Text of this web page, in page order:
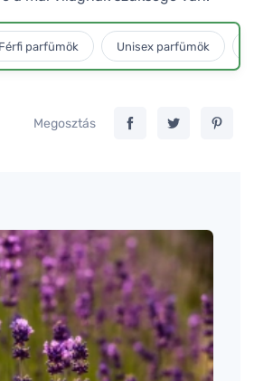
Férfi parfümök Unisex parfümök
Megosztás